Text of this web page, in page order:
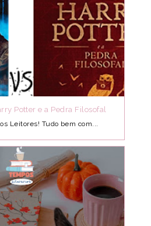
Potter e a Pedra Filosofal
Leitores! Tudo bem com...